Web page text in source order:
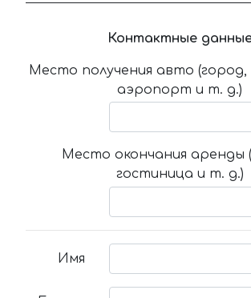
Контактные
Место получения авто (город,
аэропорт и т. д.)
Место окончания аренды
гостиница и т. д.)
Имя